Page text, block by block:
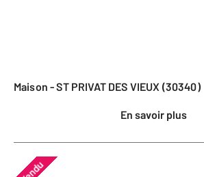
Maison - ST PRIVAT DES VIEUX (30340)
En savoir plus